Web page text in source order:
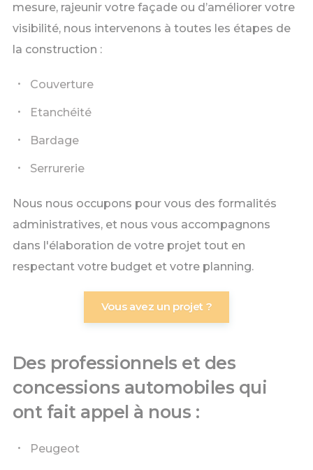
mesure, rajeunir votre façade ou d’améliorer votre
visibilité, nous intervenons à toutes les étapes de
la construction :
Couverture
Etanchéité
Bardage
Serrurerie
Nous nous occupons pour vous des formalités
administratives, et nous vous accompagnons
dans l'élaboration de votre projet tout en
respectant votre budget et votre planning.
Vous avez un projet ?
Des professionnels et des
concessions automobiles qui
ont fait appel à nous :
Peugeot